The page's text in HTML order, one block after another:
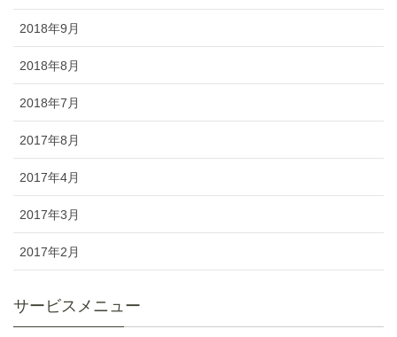
2018年9月
2018年8月
2018年7月
2017年8月
2017年4月
2017年3月
2017年2月
サービスメニュー